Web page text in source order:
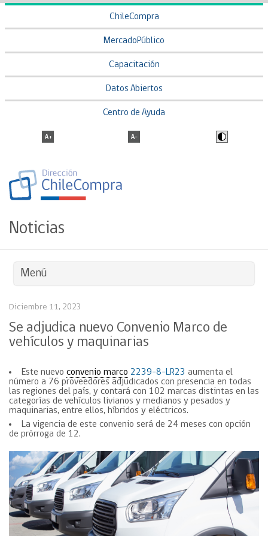
ChileCompra
MercadoPúblico
Capacitación
Datos Abiertos
Centro de Ayuda
Noticias
Menú
Diciembre 11, 2023
Se adjudica nuevo Convenio Marco de
vehículos y maquinarias
Este nuevo convenio marco 2239-8-LR23 aumenta el
número a 76 proveedores adjudicados con presencia en todas
las regiones del país, y contará con 102 marcas distintas en las
categorías de vehículos livianos y medianos y pesados y
maquinarias, entre ellos, híbridos y eléctricos.
La vigencia de este convenio será de 24 meses con opción
de prórroga de 12.